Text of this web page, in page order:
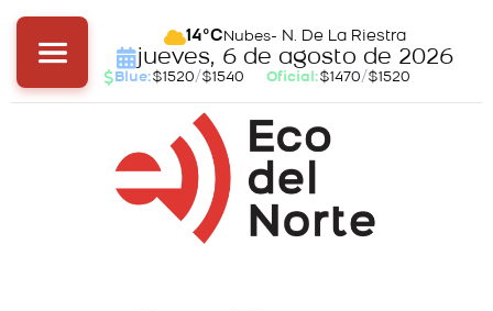
14°C Nubes- N. De La Riestra
jueves, 6 de agosto de 2026
Blue:$1520/$1540 Oficial:$1470/$1520